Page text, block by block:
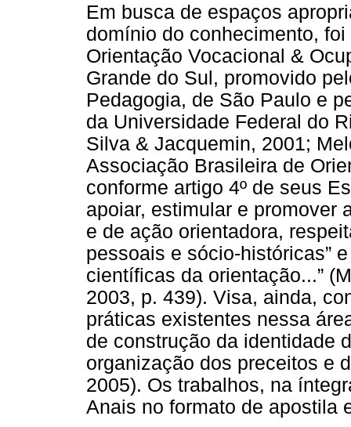
Em busca de espaços
domínio do conhecimento,
Orientação Vocacional &
Grande do Sul, promovido
Pedagogia, de São Paulo e
da Universidade Federal do
Silva & Jacquemin, 2001;
Associação Brasileira de
conforme artigo 4º de seus
apoiar, estimular e promover
e de ação orientadora,
pessoais e sócio-históricas”
científicas da orientação...”
2003, p. 439). Visa, ainda,
práticas existentes nessa
de construção da identidade
organização dos preceitos e
2005). Os trabalhos, na
Anais no formato de apostila